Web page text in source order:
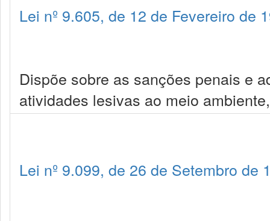
Lei nº 9.605, de 12 de Fevereiro de
Dispõe sobre as sanções penais e
atividades lesivas ao meio
Lei nº 9.099, de 26 de Setembro de